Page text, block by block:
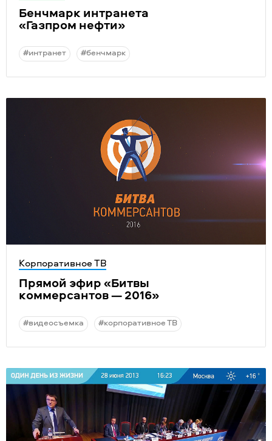
Бенчмарк интранета
«Газпром нефти»
#интранет #бенчмарк
Корпоративное ТВ
Прямой эфир «Битвы
коммерсантов — 2016»
#видеосъемка #корпоративное ТВ